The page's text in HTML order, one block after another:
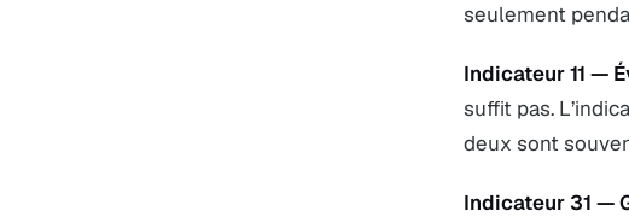
seulement
Indicateur 11 —
suffit pas.
deux sont
Indicateur 31 —